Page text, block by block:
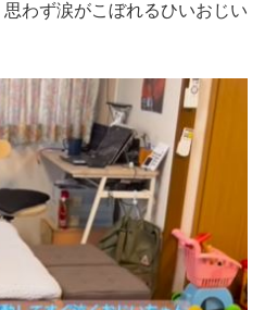
わず涙がこぼれるひいおじい